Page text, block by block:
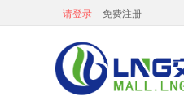
请登录 免费注册